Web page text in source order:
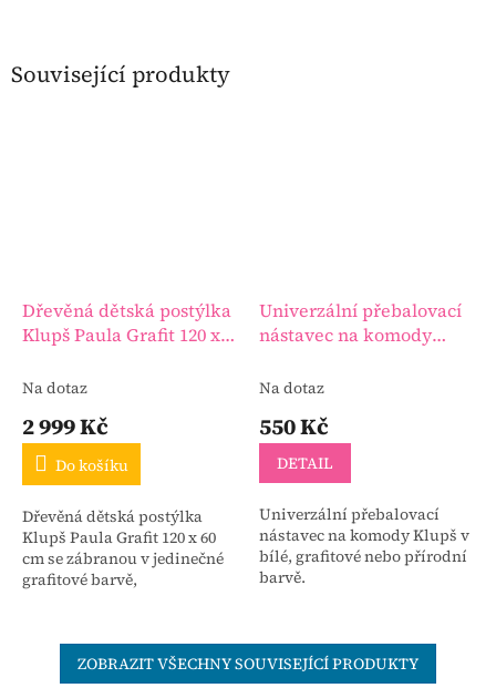
Související produkty
Dřevěná dětská postýlka
Klupš Paula Grafit 120 x
Na dotaz
2 999 Kč
Do košíku
Dřevěná dětská postýlka
Klupš Paula Grafit 120 x 60
cm se zábranou v jedinečné
grafitové barvě,
Univerzální přebalovací
nástavec na komody
Na dotaz
550 Kč
DETAIL
Univerzální přebalovací
nástavec na komody Klupš v
bílé, grafitové nebo přírodní
barvě.
ZOBRAZIT VŠECHNY SOUVISEJÍCÍ PRODUKTY